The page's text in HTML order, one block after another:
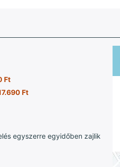
Ft
Ft
egyszerre egyidőben zajlik